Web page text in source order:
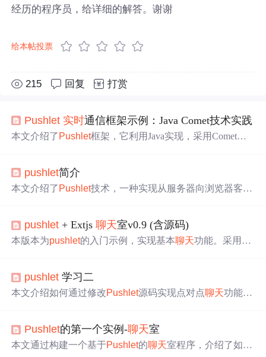
经历的程序员，给详细的解答。谢谢
给本帖投票
215 回复 打赏
Pushlet 实时通信框架示例：Java Comet技术实践
本文介绍了 Push let框架，它利用Java实现，采用Comet技
er Push、长轮询的原理及应用，介绍了
的配置开发，分析其在不同场景的适用性及实时数据通信
pushlet简介
本文介绍了 Push let技术，一种实现从服务器向浏览器客户
时 更新。文章还探讨了Pushlet的设计模式、应用场景及优
缺点。
push let + Extjs聊天室v0.9 (含源码)
本版本为push let的入门示例，实现基本聊天功能。采用 pu
push let 学习二
本文介绍如何通过修改Push let源码实现点对点聊天功能，
Push let的第一个实例-聊天室
本文通过构建一个基于Push let的聊天室程序，介绍了如何